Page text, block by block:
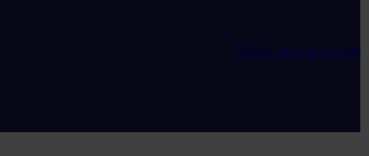
Maak een account